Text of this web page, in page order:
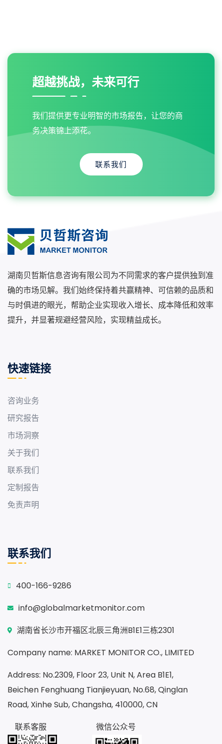
超越挑战，未来可行
我们提供更专业明智的市场报告，让您的商
务决策锦上添花。
联系我们
湖南贝哲斯信息咨询有限公司为不同需求的客户提供独到准
确的市场见解。我们始终保持着共赢精神、可信赖的品质和
与时俱进的眼光，帮助企业实现收入增长、成本降低和效率
提升，并显著规避经营风险，实现精益成长。
快速链接
咨询业务
研究报告
市场洞察
关于我们
联系我们
定制报告
免责声明
联系我们
400-166-9286
info@globalmarketmonitor.com
湖南省长沙市开福区北辰三角洲B1E1三栋2301
Company name: MARKET MONITOR CO., LIMITED
Address: No.2309, Floor 23, Unit N, Area B1E1,
Beichen Fenghuang Tianjieyuan, No.68, Qinglan
Road, Xinhe Sub, Changsha, 410000, CN
联系客服
微信公众号